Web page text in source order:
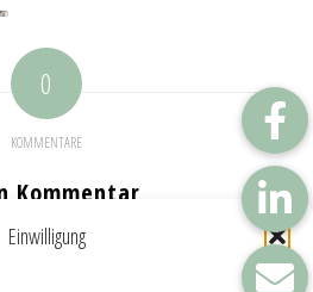
Einwilligung
0
KOMMENTARE
Kommentar